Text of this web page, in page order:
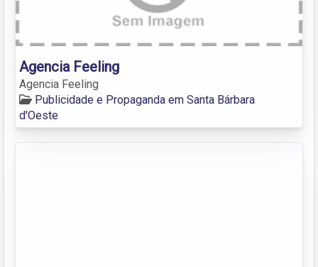
Agencia Feeling
Agencia Feeling
Publicidade e Propaganda em Santa Bárbara
d'Oeste